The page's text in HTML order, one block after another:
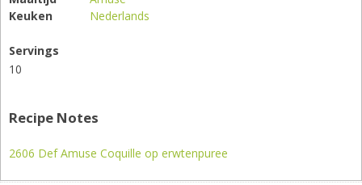
Keuken
Nederlands
Servings
10
Recipe Notes
2606 Def Amuse Coquille op erwtenpuree